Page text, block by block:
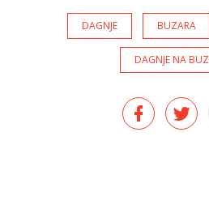
DAGNJE BUZARA
DAGNJE NA